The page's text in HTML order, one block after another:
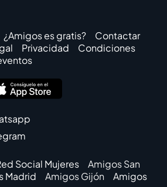
¿Amigos es gratis?
Contactar
Privacidad
Condiciones
Social Mujeres
Amigos San
Madrid Amigos Gijón
Amigos